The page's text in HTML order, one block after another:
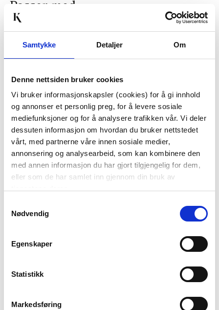
Samtykke Detaljer Om
Denne nettsiden bruker cookies
Vi bruker informasjonskapsler (cookies) for å gi innhold
og annonser et personlig preg, for å levere sosiale
mediefunksjoner og for å analysere trafikken vår. Vi deler
dessuten informasjon om hvordan du bruker nettstedet
vårt, med partnerne våre innen sosiale medier,
annonsering og analysearbeid, som kan kombinere den
med annen informasjon du har gjort tilgjengelig for dem,
eller som de har samlet inn gjennom din bruk av
Nødvendig
Egenskaper
Statistikk
Markedsføring
Passer med
PUTETREKK CHENILLE
48X48 CM GRØNN
249,00
PUTETREKK SAGA
399,90
PLEDD TARTAN
499,00
PUTETREKK VELUR